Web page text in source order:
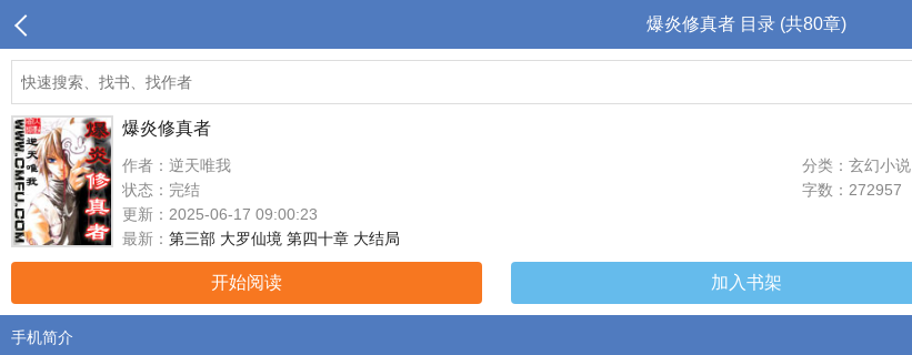
爆炎修真者 目录 (共80章)
爆炎修真者
作者：逆天唯我
分类：玄幻小说
状态：完结
字数：272957
更新：2025-06-17 09:00:23
最新： 第三部 大罗仙境 第四十章 大结局
开始阅读 加入书架
手机简介